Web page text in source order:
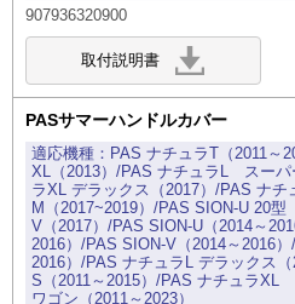
907936320900
PASサマーハンドルカバー
PAS ナチュラT（2011～
XL（2013）/PAS ナチュラL スーパ
ラXL デラックス（2017）/PAS ナチ
M（2017~2019）/PAS SION-U 20型
V（2017）/PAS SION-U（2014～
2016）/PAS SION-V（2014～2016
2016）/PAS ナチュラL デラックス
S（2011～2015）/PAS ナチュラXL
ワゴン（2011～2023）